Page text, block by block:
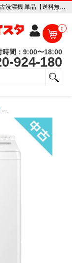
ニトリ 4.2kg～6.0kg 一人暮らし向け 当店おすすめ 中古洗濯機 単品【送料無料】【埼玉県限定 自社配送】【3年保証】 中古家電販売専門店 リサイクルショップ アイスタ
0
時間：9:00〜18:00
924-180